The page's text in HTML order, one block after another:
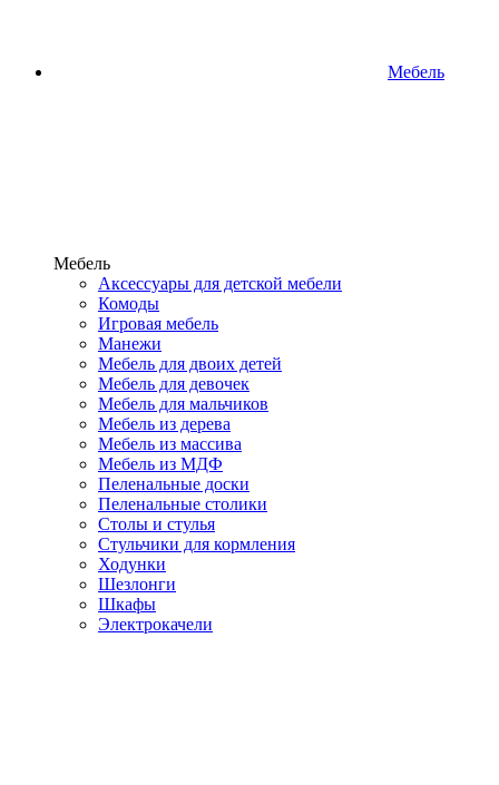
Мебель
Мебель
Аксессуары для детской мебели
Комоды
Игровая мебель
Манежи
Мебель для двоих детей
Мебель для девочек
Мебель для мальчиков
Мебель из дерева
Мебель из массива
Мебель из МДФ
Пеленальные доски
Пеленальные столики
Столы и стулья
Стульчики для кормления
Ходунки
Шезлонги
Шкафы
Электрокачели